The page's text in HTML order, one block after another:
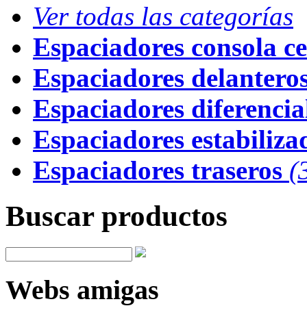
Ver todas las categorías
Espaciadores consola
Espaciadores
Espaciadores
Espaciadores
Espaciadores traseros
Buscar productos
Webs amigas